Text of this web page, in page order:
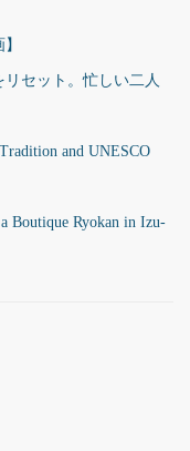
セット。忙しい二人
and UNESCO
Boutique Ryokan in Izu-